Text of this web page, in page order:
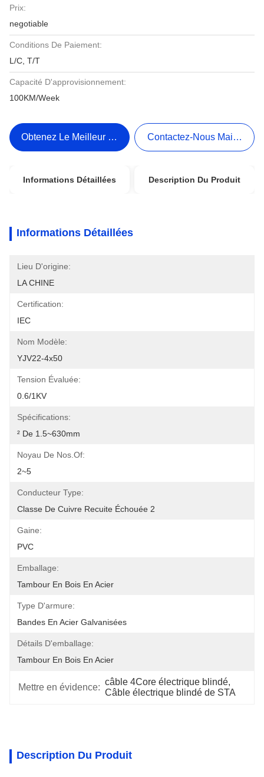
Prix:
negotiable
Conditions De Paiement:
L/C, T/T
Capacité D'approvisionnement:
100KM/Week
Obtenez Le Meilleur Prix Contactez-Nous Maintenant
Informations Détaillées Description Du Produit
Informations Détaillées
Lieu D'origine:
LA CHINE
Certification:
IEC
Nom Modèle:
YJV22-4x50
Tension Évaluée:
0.6/1KV
Spécifications:
² De 1.5~630mm
Noyau De Nos.of:
2~5
Conducteur Type:
Classe De Cuivre Recuite Échouée 2
Gaine:
PVC
Emballage:
Tambour En Bois En Acier
Type D'armure:
Bandes En Acier Galvanisées
Détails D'emballage:
Tambour En Bois En Acier
Mettre en évidence:
câble 4Core électrique blindé,
Câble électrique blindé de STA
Description Du Produit